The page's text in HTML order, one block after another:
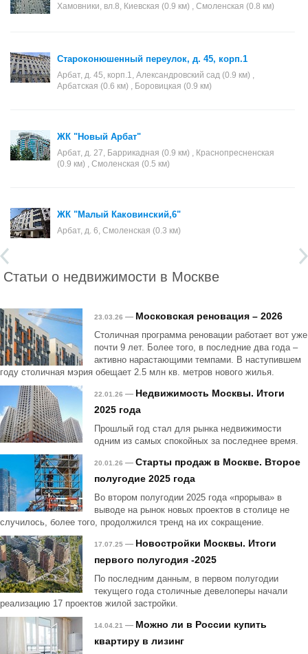
Хамовники, вл.8, Киевская (0.9 км) , Смоленская (0.8 км)
Староконюшенный переулок, д. 45, корп.1
Арбат, д. 45, корп.1, Александровский сад (0.9 км) ,
Арбатская (0.6 км) , Боровицкая (0.9 км)
ЖК "Новый Арбат"
Арбат, д. 27, Баррикадная (0.9 км) , Краснопресненская
(0.9 км) , Смоленская (0.5 км)
ЖК "Малый Каковинский,6"
Арбат, д. 6, Смоленская (0.3 км)
Статьи о недвижимости в Москве
23.03.26 — Московская реновация – 2026
Столичная программа реновации работает вот уже
почти 9 лет. Более того, в последние два года –
активно нарастающими темпами. В наступившем
году столичная мэрия обещает 2.5 млн кв. метров нового жилья.
22.01.26 — Недвижимость Москвы. Итоги
2025 года
Прошлый год стал для рынка недвижимости
одним из самых спокойных за последнее время.
20.01.26 — Старты продаж в Москве. Второе
полугодие 2025 года
Во втором полугодии 2025 года «прорыва» в
выводе на рынок новых проектов в столице не
случилось, более того, продолжился тренд на их сокращение.
17.07.25 — Новостройки Москвы. Итоги
первого полугодия -2025
По последним данным, в первом полугодии
текущего года столичные девелоперы начали
реализацию 17 проектов жилой застройки.
14.04.21 — Можно ли в России купить
квартиру в лизинг